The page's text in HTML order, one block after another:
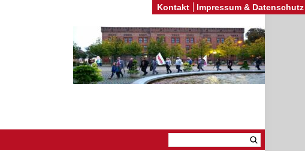
Kontakt Impressum & Datenschutz